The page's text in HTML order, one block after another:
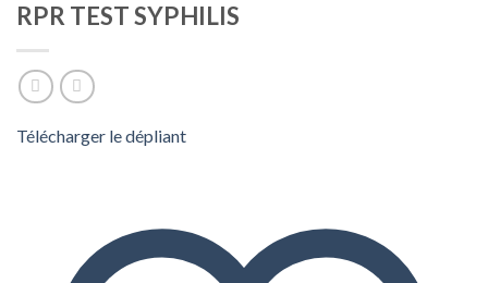
RPR TEST SYPHILIS
Télécharger le dépliant